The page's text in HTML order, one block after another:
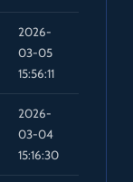
2026-
03-05
15:56:11
2026-
03-04
15:16:30